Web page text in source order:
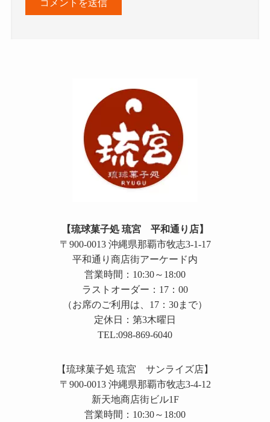
【琉球菓子処 琉宮 平和通り店】
〒900-0013 沖縄県那覇市牧志3-1-17
平和通り商店街アーケード内
営業時間：10:30～18:00
ラストオーダー：17：00
（お席のご利用は、17：30まで）
定休日：第3木曜日
TEL:098-869-6040
【琉球菓子処 琉宮 サンライズ店】
〒900-0013 沖縄県那覇市牧志3-4-12
新天地商店街ビル1F
営業時間：10:30～18:00